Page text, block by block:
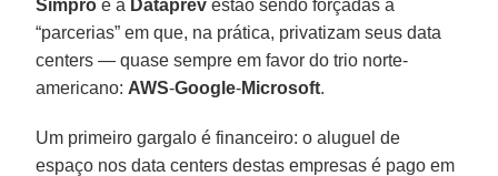
Simpro e a Dataprev estão sendo forçadas a
“parcerias” em que, na prática, privatizam seus data
centers — quase sempre em favor do trio norte-
americano: AWS-Google-Microsoft.
Um primeiro gargalo é financeiro: o aluguel de
espaço nos data centers destas empresas é pago em